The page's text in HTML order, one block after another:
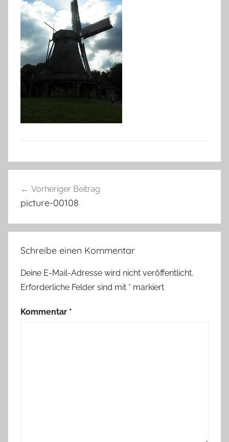
Vorheriger Beitrag
picture-00108
Schreibe einen Kommentar
Deine E-Mail-Adresse wird nicht veröffentlicht.
Erforderliche Felder sind mit * markiert
Kommentar *